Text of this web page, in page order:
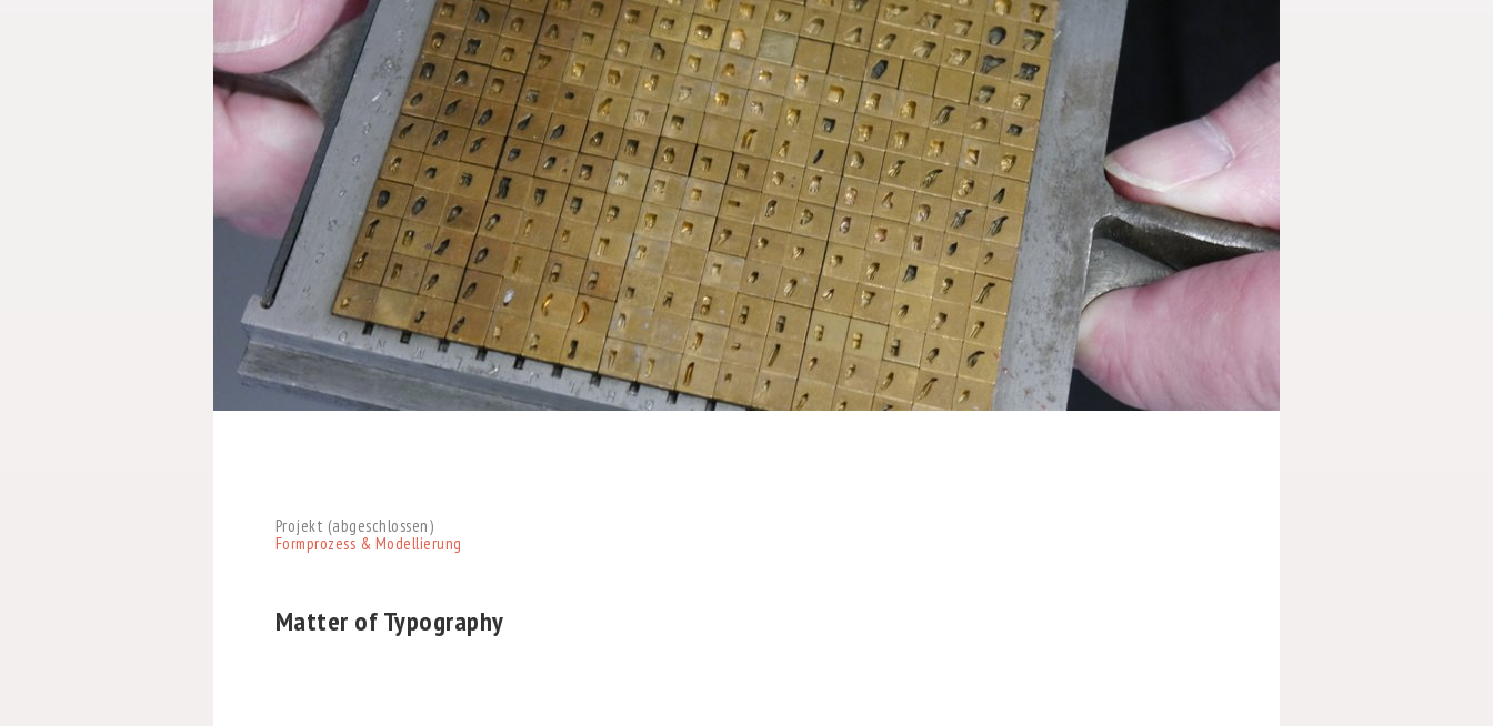
Projekt (abgeschlossen)
Formprozess & Modellierung
Matter of Typography